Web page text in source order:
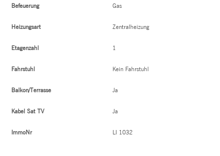
Befeuerung Gas
Heizungsart Zentralheizung
Etagenzahl 1
Fahrstuhl Kein Fahrstuhl
Balkon/Terrasse Ja
Kabel Sat TV Ja
ImmoNr LI 1032